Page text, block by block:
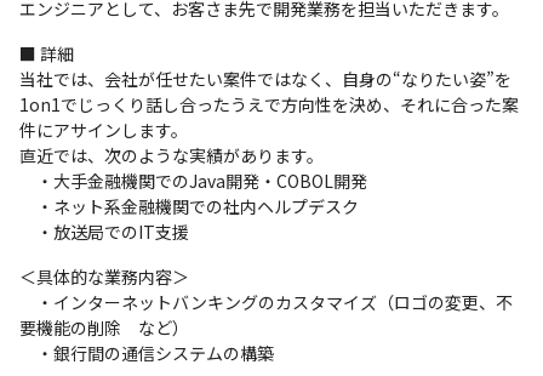
エンジニアとして、お客さま先で開発業務を担当いただきます。
■ 詳細
当社では、会社が任せたい案件ではなく、自身の“なりたい姿”を
1on1でじっくり話し合ったうえで方向性を決め、それに合った案
件にアサインします。
直近では、次のような実績があります。
・大手金融機関でのJava開発・COBOL開発
・ネット系金融機関での社内ヘルプデスク
・放送局でのIT支援
＜具体的な業務内容＞
・インターネットバンキングのカスタマイズ（ロゴの変更、不
要機能の削除　など）
・銀行間の通信システムの構築